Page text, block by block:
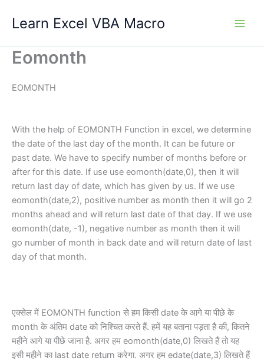
Learn Excel VBA Macro
Eomonth
EOMONTH
With the help of EOMONTH Function in excel, we determine
the date of the last day of the month. It can be future or
past date. We have to specify number of months before or
after for this date. If use use eomonth(date,0), then it will
return last day of date, which has given by us. If we use
eomonth(date,2), positive number as month then it will go 2
months ahead and will return last date of that day. If we use
eomonth(date, -1), negative number as month then it will
go number of month in back date and will return date of last
day of that month.
एक्सेल में EOMONTH function से हम किसी date के आगे या पीछे के
month के अंतिम date को निश्चित करते हैं. हमें यह बताना पड़ता है की, कितने
महीने आगे या पीछे जाना है. अगर हम eomonth(date,0) लिखते हैं तो यह
इसी महीने का last date return करेगा. अगर हम edate(date,3) लिखते हैं